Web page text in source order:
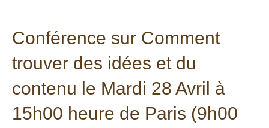
Conférence sur Comment
trouver des idées et du
contenu le Mardi 28 Avril à
15h00 heure de Paris (9h00